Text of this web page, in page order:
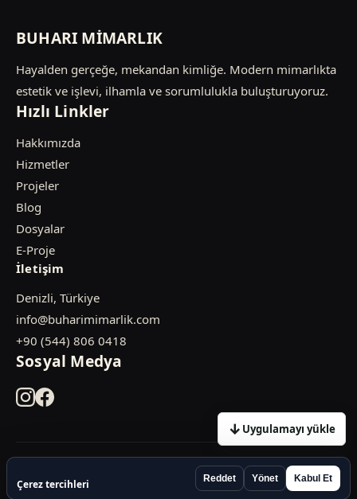
BUHARI MİMARLIK
Hayalden gerçeğe, mekandan kimliğe. Modern mimarlıkta
estetik ve işlevi, ilhamla ve sorumlulukla buluşturuyoruz.
Hızlı Linkler
Hakkımızda
Hizmetler
Projeler
Blog
Dosyalar
E-Proje
İletişim
Denizli, Türkiye
info@buharimimarlik.com
+90 (544) 806 0418
Sosyal Medya
© 2026 Buhari Mimarlık. Tüm hakları saklıdır.
↓ Uygulamayı yükle
Çerez tercihleri Reddet Yönet Kabul Et